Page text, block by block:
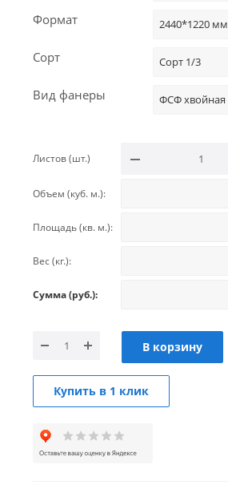
Формат 2440*1220 мм
Сорт Сорт 1/3
Вид фанеры ФСФ хвойная
Листов (шт.)
Объем (куб. м.):
Площадь (кв. м.):
Вес (кг.):
Сумма (руб.):
В корзину
Купить в 1 клик